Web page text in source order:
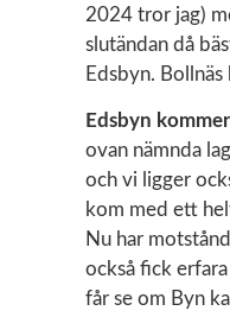
2024 tror jag)
slutändan då
Edsbyn.
Edsbyn
ovan nämnda
och vi ligger
kom med ett
Nu har
också fick
får se om Byn